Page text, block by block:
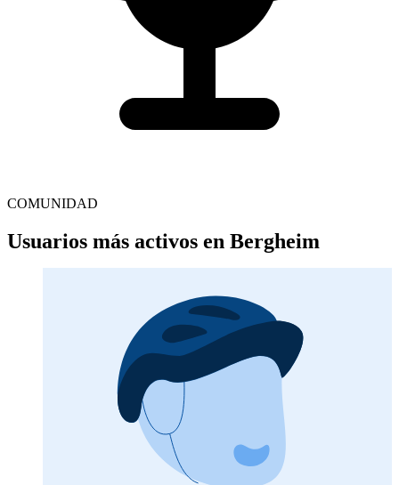
COMUNIDAD
Usuarios más activos en Bergheim